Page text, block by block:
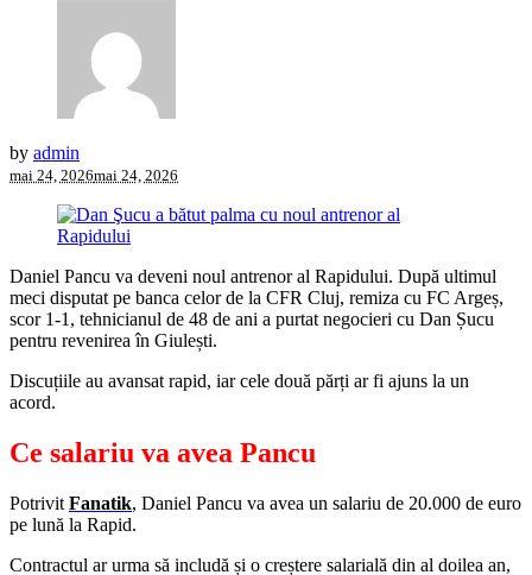
by admin
mai 24, 2026mai 24, 2026
Daniel Pancu va deveni noul antrenor al Rapidului. După ultimul
meci disputat pe banca celor de la CFR Cluj, remiza cu FC Argeș,
scor 1-1, tehnicianul de 48 de ani a purtat negocieri cu Dan Șucu
pentru revenirea în Giulești.
Discuțiile au avansat rapid, iar cele două părți ar fi ajuns la un
acord.
Ce salariu va avea Pancu
Potrivit Fanatik, Daniel Pancu va avea un salariu de 20.000 de euro
pe lună la Rapid.
Contractul ar urma să includă și o creștere salarială din al doilea an,